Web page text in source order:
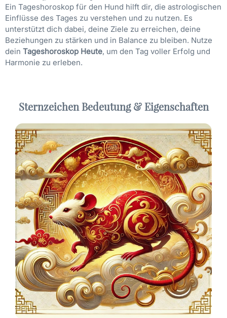
Ein Tageshoroskop für den Hund hilft dir, die astrologischen
Einflüsse des Tages zu verstehen und zu nutzen. Es
unterstützt dich dabei, deine Ziele zu erreichen, deine
Beziehungen zu stärken und in Balance zu bleiben. Nutze
dein Tageshoroskop Heute, um den Tag voller Erfolg und
Harmonie zu erleben.
Sternzeichen Bedeutung & Eigenschaften